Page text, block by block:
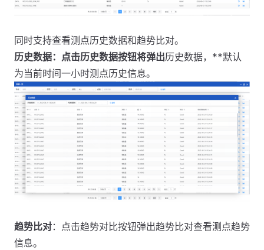
同时支持查看测点历史数据和趋势比对。
历史数据：点击历史数据按钮将弹出历史数据，**默认
为当前时间一小时测点历史信息。
趋势比对：点击趋势对比按钮弹出趋势比对查看测点趋势
信息。